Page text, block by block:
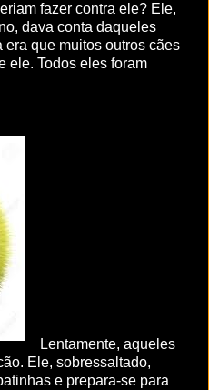
fazer contra ele? Ele,
dava conta daqueles
que muitos outros cães
ele. Todos eles foram
Lentamente, aqueles
Ele, sobressaltado,
e prepara-se para